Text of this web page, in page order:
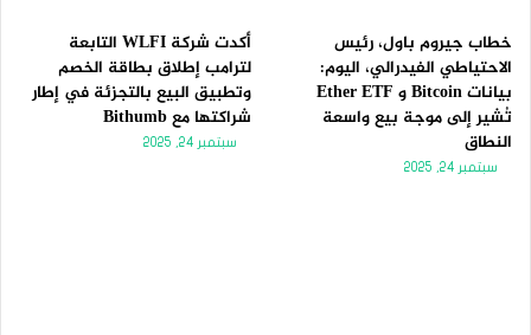
خطاب جيروم باول، رئيس
الاحتياطي الفيدرالي، اليوم:
بيانات Bitcoin و Ether ETF
تُشير إلى موجة بيع واسعة
النطاق
سبتمبر 24, 2025
أكدت شركة WLFI التابعة
لترامب إطلاق بطاقة الخصم
وتطبيق البيع بالتجزئة في إطار
شراكتها مع Bithumb
سبتمبر 24, 2025